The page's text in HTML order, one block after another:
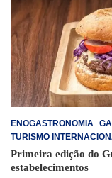
ENOGASTRONOMIA
TURISMO
Primeira edição do
estabelecimentos